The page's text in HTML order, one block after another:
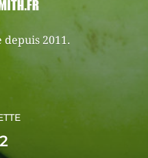
2011.